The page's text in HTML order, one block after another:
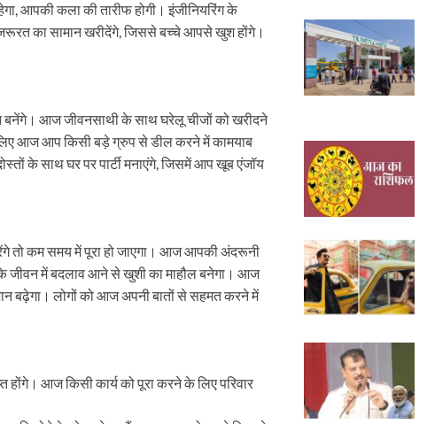
आपकी कला की तारीफ होगी। इंजीनियरिंग के
का सामान खरीदेंगे, जिससे बच्चे आपसे खुश होंगे।
बनेंगे। आज जीवनसाथी के साथ घरेलू चीजों को खरीदने
आज आप किसी बड़े ग्रुप से डील करने में कामयाब
के साथ घर पर पार्टी मनाएंगे, जिसमें आप खूब एंजॉय
तो कम समय में पूरा हो जाएगा। आज आपकी अंदरूनी
के जीवन में बदलाव आने से खुशी का माहौल बनेगा। आज
बढ़ेगा। लोगों को आज अपनी बातों से सहमत करने में
आज किसी कार्य को पूरा करने के लिए परिवार